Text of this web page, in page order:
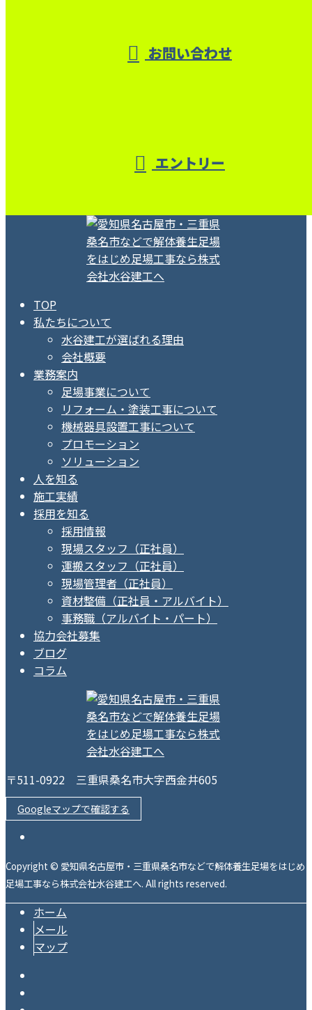
お問い合わせ
エントリー
TOP
私たちについて
水谷建工が選ばれる理由
会社概要
業務案内
足場事業について
リフォーム・塗装工事について
機械器具設置工事について
プロモーション
ソリューション
人を知る
施工実績
採用を知る
採用情報
現場スタッフ（正社員）
運搬スタッフ（正社員）
現場管理者（正社員）
資材整備（正社員・アルバイト）
事務職（アルバイト・パート）
協力会社募集
ブログ
コラム
〒511-0922 三重県桑名市大字西金井605
Googleマップで確認する
Copyright © 愛知県名古屋市・三重県桑名市などで解体養生足場をはじめ
足場工事なら株式会社水谷建工へ. All rights reserved.
ホーム
メール
マップ